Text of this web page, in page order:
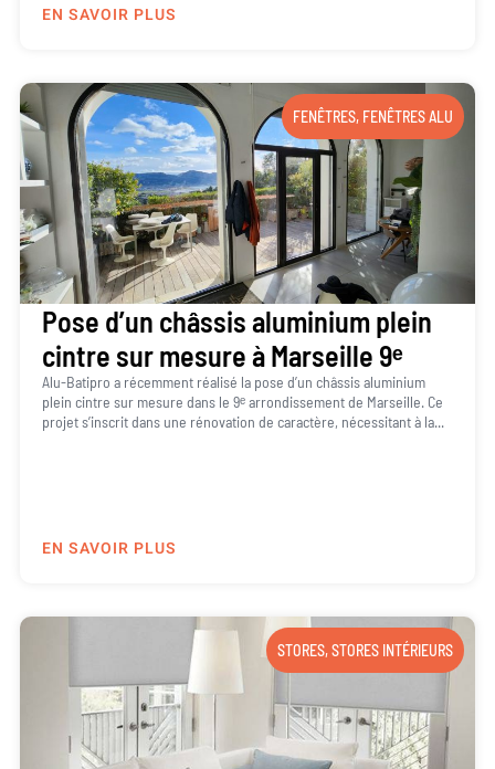
EN SAVOIR PLUS
FENÊTRES, FENÊTRES ALU
Pose d’un châssis aluminium plein
cintre sur mesure à Marseille 9ᵉ
Alu-Batipro a récemment réalisé la pose d’un châssis aluminium
plein cintre sur mesure dans le 9ᵉ arrondissement de Marseille. Ce
projet s’inscrit dans une rénovation de caractère, nécessitant à la...
EN SAVOIR PLUS
STORES,STORES INTÉRIEURS